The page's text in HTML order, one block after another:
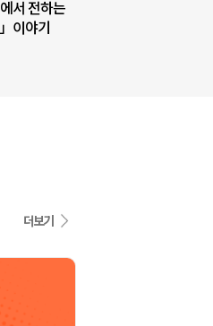
서 전하는
이야기
더보기